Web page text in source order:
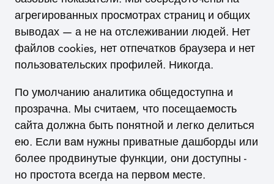
агрегированных просмотрах страниц и общих
выводах — а не на отслеживании людей. Нет
файлов cookies, нет отпечатков браузера и нет
пользовательских профилей. Никогда.
По умолчанию аналитика общедоступна и
прозрачна. Мы считаем, что посещаемость
сайта должна быть понятной и легко делиться
ею. Если вам нужны приватные дашборды или
более продвинутые функции, они доступны -
но простота всегда на первом месте.